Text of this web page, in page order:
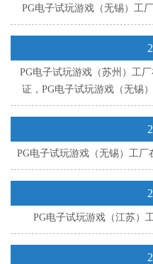
PG电子试玩游戏（无锡）工
PG电子试玩游戏（苏州）工厂
证，PG电子试玩游戏（无锡
PG电子试玩游戏（无锡）工厂
PG电子试玩游戏（江苏）